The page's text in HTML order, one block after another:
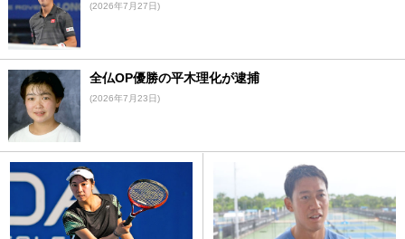
(2026年7月27日)
全仏OP優勝の平木理化が逮捕
(2026年7月23日)